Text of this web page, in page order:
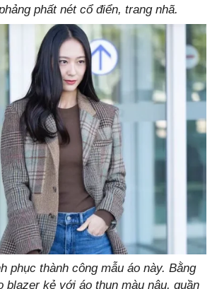
phất nét cổ điển, trang nhã.
phục thành công mẫu áo này. Bằng
blazer kẻ với áo thun màu nâu, quần